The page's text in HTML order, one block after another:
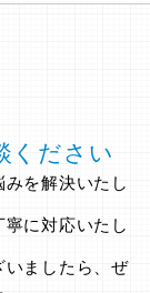
ください
を解決いたし
に対応いたし
いましたら、ぜ